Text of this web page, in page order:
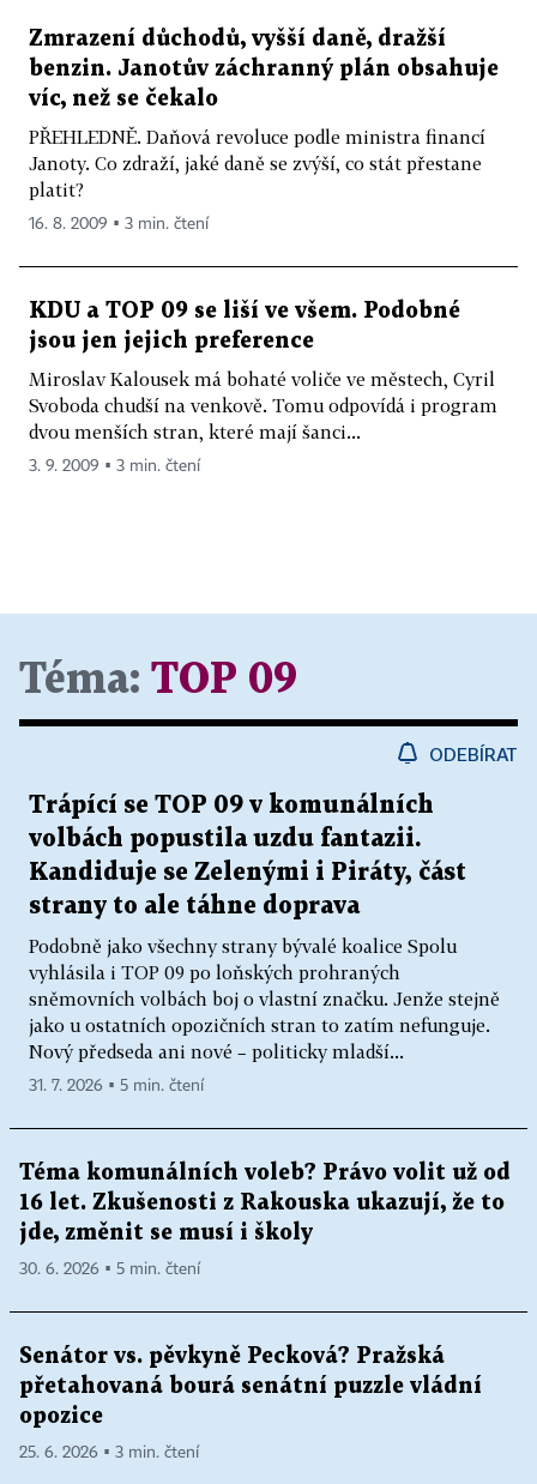
Zmrazení důchodů, vyšší daně, dražší
benzin. Janotův záchranný plán obsahuje
víc, než se čekalo
PŘEHLEDNĚ. Daňová revoluce podle ministra financí
Janoty. Co zdraží, jaké daně se zvýší, co stát přestane
platit?
16. 8. 2009 ▪ 3 min. čtení
KDU a TOP 09 se liší ve všem. Podobné
jsou jen jejich preference
Miroslav Kalousek má bohaté voliče ve městech, Cyril
Svoboda chudší na venkově. Tomu odpovídá i program
dvou menších stran, které mají šanci...
3. 9. 2009 ▪ 3 min. čtení
Téma: TOP 09
ODEBÍRAT
Trápící se TOP 09 v komunálních
volbách popustila uzdu fantazii.
Kandiduje se Zelenými i Piráty, část
strany to ale táhne doprava
Podobně jako všechny strany bývalé koalice Spolu
vyhlásila i TOP 09 po loňských prohraných
sněmovních volbách boj o vlastní značku. Jenže stejně
jako u ostatních opozičních stran to zatím nefunguje.
Nový předseda ani nové – politicky mladší...
31. 7. 2026 ▪ 5 min. čtení
Téma komunálních voleb? Právo volit už od
16 let. Zkušenosti z Rakouska ukazují, že to
jde, změnit se musí i školy
30. 6. 2026 ▪ 5 min. čtení
Senátor vs. pěvkyně Pecková? Pražská
přetahovaná bourá senátní puzzle vládní
opozice
25. 6. 2026 ▪ 3 min. čtení